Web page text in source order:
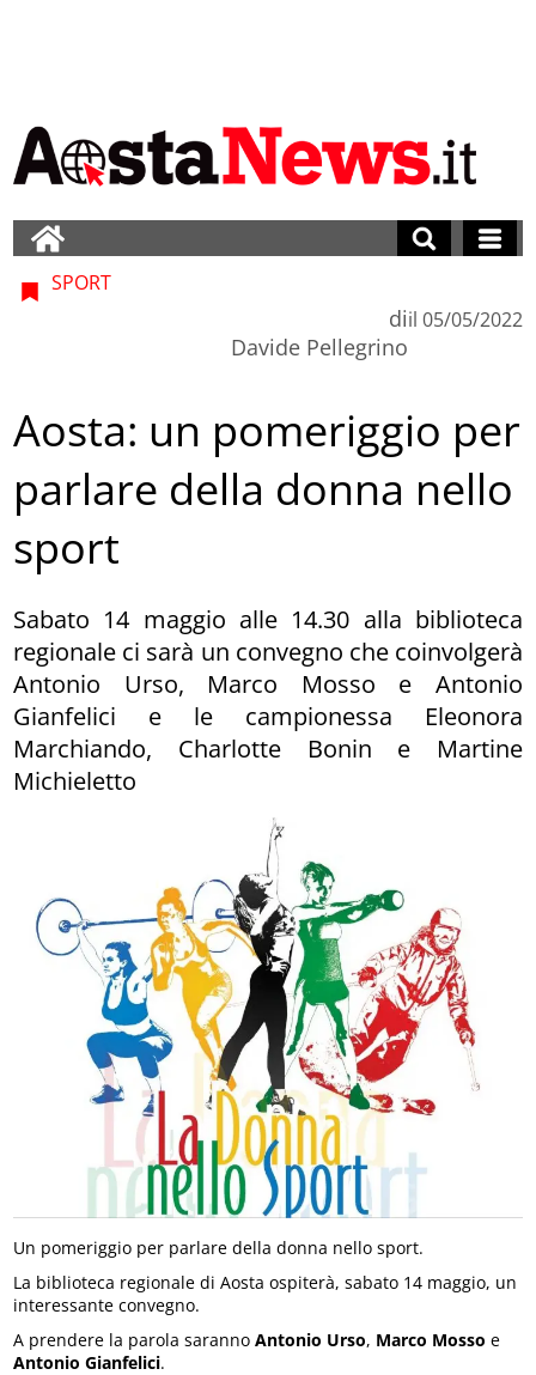
SPORT
di
Davide Pellegrino
il 05/05/2022
Aosta: un pomeriggio per
parlare della donna nello
sport
Sabato 14 maggio alle 14.30 alla biblioteca
regionale ci sarà un convegno che coinvolgerà
Antonio Urso, Marco Mosso e Antonio
Gianfelici e le campionessa Eleonora
Marchiando, Charlotte Bonin e Martine
Michieletto
Un pomeriggio per parlare della donna nello sport.
La biblioteca regionale di Aosta ospiterà, sabato 14 maggio, un
interessante convegno.
A prendere la parola sarannoAntonio Urso, Marco Mosso e
Antonio Gianfelici.